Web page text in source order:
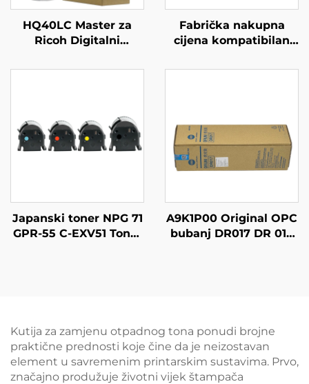
HQ40LC Master za
Ricoh Digitalni
CP6452C/6451/6453/6450/6454/6455P
Fabrička nakupna
cijena kompatibilan
čistilački bubanj za
Japanski toner NPG 71
GPR-55 C-EXV51 Toner
A9K1P00 Original OPC
bubanj DR017 DR 017
Kutija za zamjenu otpadnog tona ponudi brojne
praktične prednosti koje čine da je neizostavan
element u savremenim printarskim sustavima. Prvo,
značajno produžuje životni vijek štampača